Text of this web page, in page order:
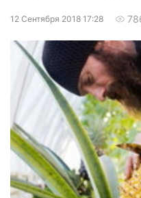
12 Сентября 2018 17:28